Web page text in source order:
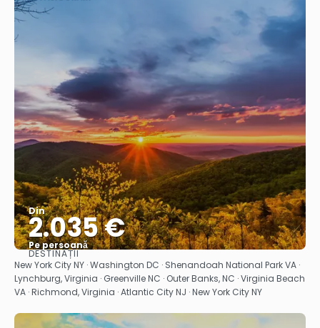
Din
2.035 €
Pe persoană
Vedea
DESTINAȚII
New York City NY · Washington DC · Shenandoah National Park VA ·
Lynchburg, Virginia · Greenville NC · Outer Banks, NC · Virginia Beach
VA · Richmond, Virginia · Atlantic City NJ · New York City NY